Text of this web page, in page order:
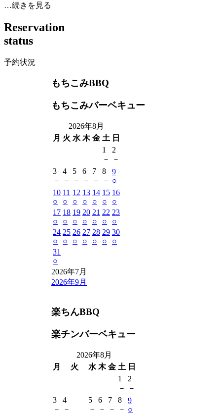
…続きを見る
Reservation
status
予約状況
もちこみBBQ
もちこみバーベキュー
2026年8月
月 火 水 木 金 土 日
1
－
2
－
3
－
4
－
5
－
6
－
7
－
8
－
9
○
10
○
11
○
12
○
13
○
14
○
15
○
16
○
17
○
18
○
19
○
20
○
21
○
22
○
23
○
24
○
25
○
26
○
27
○
28
○
29
○
30
○
31
○
2026年7月
2026年9月
楽ちんBBQ
楽チンバーベキュー
2026年8月
月
火 水 木 金 土 日
1
－
2
－
3
－
4
－
5
－
6
－
7
－
8
－
9
○